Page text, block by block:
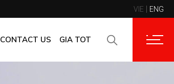
VIE ENG
CONTACT US GIA TOT
CONTACT INFORMATION
CORPORATE CUSTOMERS